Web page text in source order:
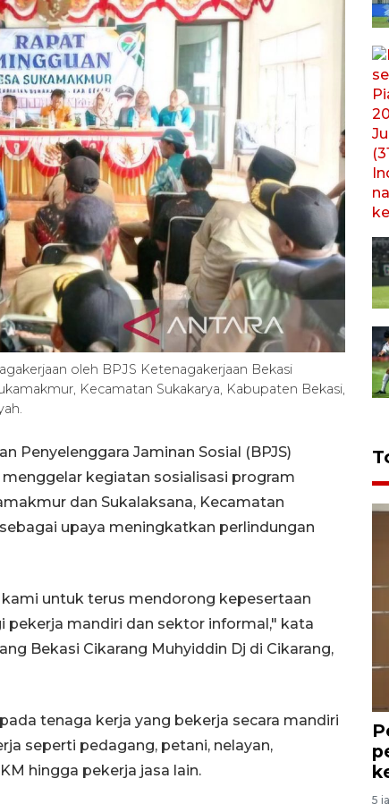
oleh BPJS Ketenagakerjaan Bekasi
Kecamatan Sukakarya, Kabupaten Bekasi,
Penyelenggara Jaminan Sosial (BPJS)
kegiatan sosialisasi program
dan Sukalaksana, Kecamatan
upaya meningkatkan perlindungan
untuk terus mendorong kepesertaan
pekerja mandiri dan sektor informal," kata
Bekasi Cikarang Muhyiddin Dj di Cikarang,
tenaga kerja yang bekerja secara mandiri
seperti pedagang, petani, nelayan,
hingga pekerja jasa lain.
5